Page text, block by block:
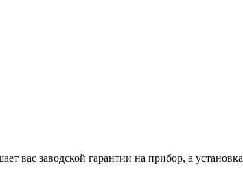
вас заводской гарантии на прибор, а установка